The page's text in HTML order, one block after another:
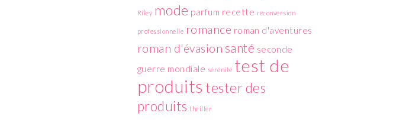
Riley mode parfum recette reconversion
professionnelle romance roman d'aventures
roman d'évasion santé seconde
guerre mondiale sérénité test de
produits tester des
produits thriller